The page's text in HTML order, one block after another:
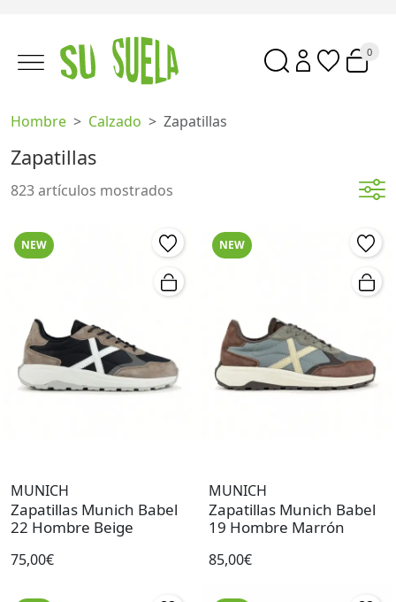
0
Hombre Calzado Zapatillas
Zapatillas
823 artículos mostrados
NEW
MUNICH
Zapatillas Munich Babel
22 Hombre Beige
75,00€
NEW
MUNICH
Zapatillas Munich Babel
19 Hombre Marrón
85,00€